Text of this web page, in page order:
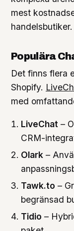
mest
handelsbutiker.
Populära
Det finns flera
Shopify.
med
LiveChat –
CRM-
Olark –
Tawk.to –
begränsad
Tidio –